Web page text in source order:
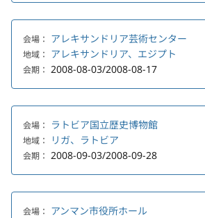
会場： アレキサンドリア芸術センター
地域： アレキサンドリア、エジプト
会期： 2008-08-03/2008-08-17
会場： ラトビア国立歴史博物館
地域： リガ、ラトビア
会期： 2008-09-03/2008-09-28
会場： アンマン市役所ホール